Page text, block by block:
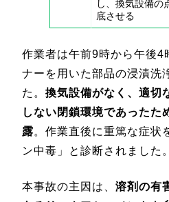
し、換気設備の
底させる
作業者は午前9時から午後4
ナーを用いた部品の浸漬洗
た。 換気設備がなく、適切
しない閉鎖環境であったた
露。作業直後に重篤な症状
ン中毒」と診断されました。
本事故の主因は、 溶剤の有